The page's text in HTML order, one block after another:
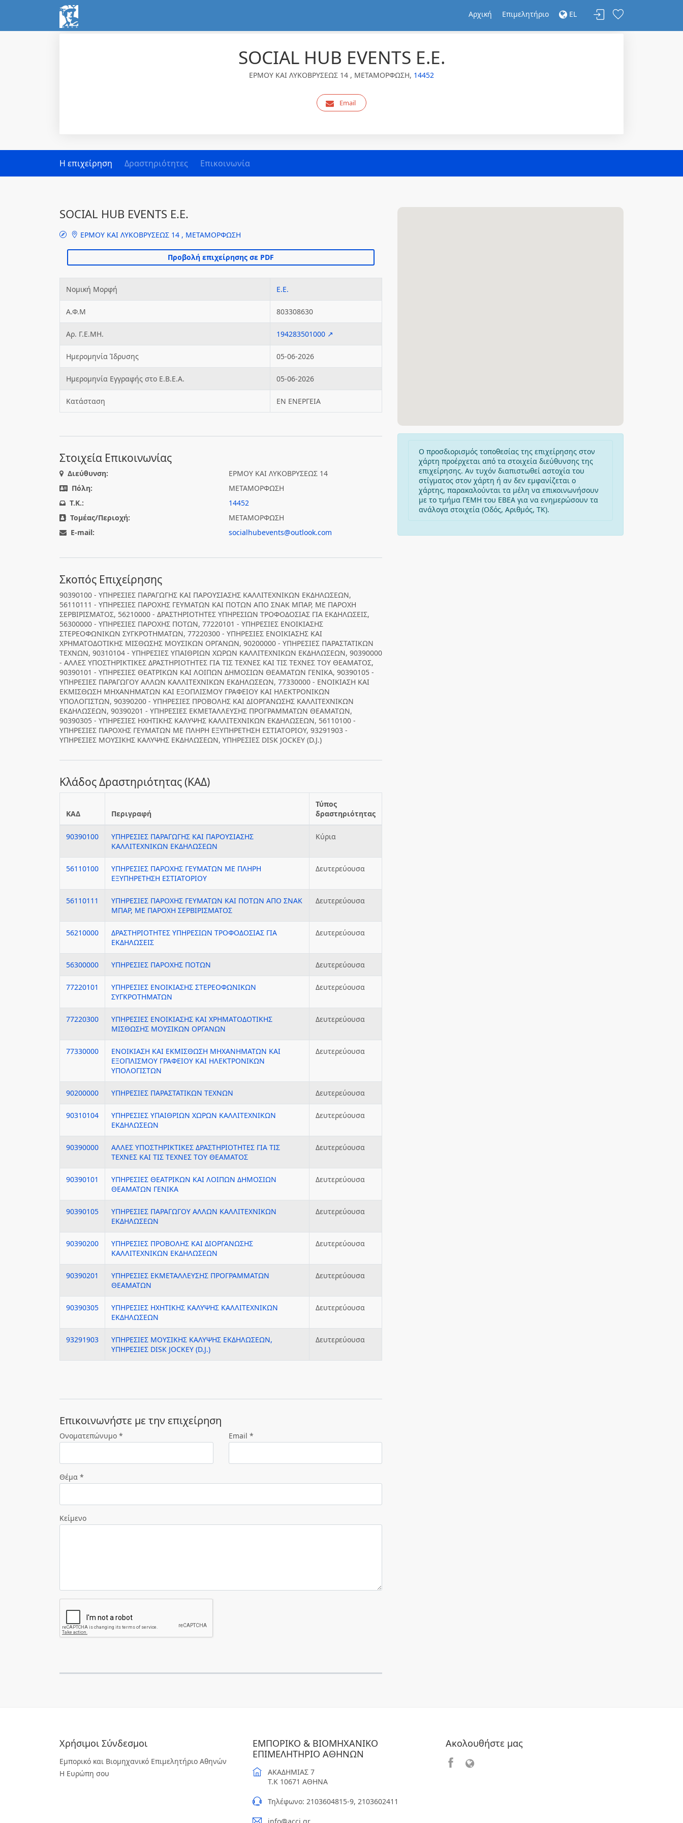
Αρχική Επιμελητήριο EL
SOCIAL HUB EVENTS Ε.Ε.
ΕΡΜΟΥ ΚΑΙ ΛΥΚΟΒΡΥΣΕΩΣ 14 , ΜΕΤΑΜΟΡΦΩΣΗ, 14452
Email
Η επιχείρηση Δραστηριότητες Επικοινωνία
SOCIAL HUB EVENTS Ε.Ε.
ΕΡΜΟΥ ΚΑΙ ΛΥΚΟΒΡΥΣΕΩΣ 14 , ΜΕΤΑΜΟΡΦΩΣΗ
Νομική Μορφή Ε.Ε.
Α.Φ.Μ 803308630
Αρ. Γ.Ε.ΜΗ. 194283501000 ↗
Ημερομηνία Ίδρυσης 05-06-2026
Ημερομηνία Εγγραφής στο Ε.Β.Ε.Α. 05-06-2026
Κατάσταση ΕΝ ΕΝΕΡΓΕΙΑ
Στοιχεία Επικοινωνίας
Διεύθυνση:
ΕΡΜΟΥ ΚΑΙ ΛΥΚΟΒΡΥΣΕΩΣ 14
Πόλη:
ΜΕΤΑΜΟΡΦΩΣΗ
T.K.:
14452
Τομέας/Περιοχή:
ΜΕΤΑΜΟΡΦΩΣΗ
E-mail:
socialhubevents@outlook.com
Σκοπός Επιχείρησης
90390100 - ΥΠΗΡΕΣΙΕΣ ΠΑΡΑΓΩΓΗΣ ΚΑΙ ΠΑΡΟΥΣΙΑΣΗΣ ΚΑΛΛΙΤΕΧΝΙΚΩΝ ΕΚΔΗΛΩΣΕΩΝ,
56110111 - ΥΠΗΡΕΣΙΕΣ ΠΑΡΟΧΗΣ ΓΕΥΜΑΤΩΝ ΚΑΙ ΠΟΤΩΝ ΑΠΟ ΣΝΑΚ ΜΠΑΡ, ΜΕ ΠΑΡΟΧΗ
ΣΕΡΒΙΡΙΣΜΑΤΟΣ, 56210000 - ΔΡΑΣΤΗΡΙΟΤΗΤΕΣ ΥΠΗΡΕΣΙΩΝ ΤΡΟΦΟΔΟΣΙΑΣ ΓΙΑ ΕΚΔΗΛΩΣΕΙΣ,
56300000 - ΥΠΗΡΕΣΙΕΣ ΠΑΡΟΧΗΣ ΠΟΤΩΝ, 77220101 - ΥΠΗΡΕΣΙΕΣ ΕΝΟΙΚΙΑΣΗΣ
ΣΤΕΡΕΟΦΩΝΙΚΩΝ ΣΥΓΚΡΟΤΗΜΑΤΩΝ, 77220300 - ΥΠΗΡΕΣΙΕΣ ΕΝΟΙΚΙΑΣΗΣ ΚΑΙ
ΧΡΗΜΑΤΟΔΟΤΙΚΗΣ ΜΙΣΘΩΣΗΣ ΜΟΥΣΙΚΩΝ ΟΡΓΑΝΩΝ, 90200000 - ΥΠΗΡΕΣΙΕΣ ΠΑΡΑΣΤΑΤΙΚΩΝ
ΤΕΧΝΩΝ, 90310104 - ΥΠΗΡΕΣΙΕΣ ΥΠΑΙΘΡΙΩΝ ΧΩΡΩΝ ΚΑΛΛΙΤΕΧΝΙΚΩΝ ΕΚΔΗΛΩΣΕΩΝ, 90390000
- ΑΛΛΕΣ ΥΠΟΣΤΗΡΙΚΤΙΚΕΣ ΔΡΑΣΤΗΡΙΟΤΗΤΕΣ ΓΙΑ ΤΙΣ ΤΕΧΝΕΣ ΚΑΙ ΤΙΣ ΤΕΧΝΕΣ ΤΟΥ ΘΕΑΜΑΤΟΣ,
90390101 - ΥΠΗΡΕΣΙΕΣ ΘΕΑΤΡΙΚΩΝ ΚΑΙ ΛΟΙΠΩΝ ΔΗΜΟΣΙΩΝ ΘΕΑΜΑΤΩΝ ΓΕΝΙΚΑ, 90390105 -
ΥΠΗΡΕΣΙΕΣ ΠΑΡΑΓΩΓΟΥ ΑΛΛΩΝ ΚΑΛΛΙΤΕΧΝΙΚΩΝ ΕΚΔΗΛΩΣΕΩΝ, 77330000 - ΕΝΟΙΚΙΑΣΗ ΚΑΙ
ΕΚΜΙΣΘΩΣΗ ΜΗΧΑΝΗΜΑΤΩΝ ΚΑΙ ΕΞΟΠΛΙΣΜΟΥ ΓΡΑΦΕΙΟΥ ΚΑΙ ΗΛΕΚΤΡΟΝΙΚΩΝ
ΥΠΟΛΟΓΙΣΤΩΝ, 90390200 - ΥΠΗΡΕΣΙΕΣ ΠΡΟΒΟΛΗΣ ΚΑΙ ΔΙΟΡΓΑΝΩΣΗΣ ΚΑΛΛΙΤΕΧΝΙΚΩΝ
ΕΚΔΗΛΩΣΕΩΝ, 90390201 - ΥΠΗΡΕΣΙΕΣ ΕΚΜΕΤΑΛΛΕΥΣΗΣ ΠΡΟΓΡΑΜΜΑΤΩΝ ΘΕΑΜΑΤΩΝ,
90390305 - ΥΠΗΡΕΣΙΕΣ ΗΧΗΤΙΚΗΣ ΚΑΛΥΨΗΣ ΚΑΛΛΙΤΕΧΝΙΚΩΝ ΕΚΔΗΛΩΣΕΩΝ, 56110100 -
ΥΠΗΡΕΣΙΕΣ ΠΑΡΟΧΗΣ ΓΕΥΜΑΤΩΝ ΜΕ ΠΛΗΡΗ ΕΞΥΠΗΡΕΤΗΣΗ ΕΣΤΙΑΤΟΡΙΟΥ, 93291903 -
ΥΠΗΡΕΣΙΕΣ ΜΟΥΣΙΚΗΣ ΚΑΛΥΨΗΣ ΕΚΔΗΛΩΣΕΩΝ, ΥΠΗΡΕΣΙΕΣ DISK JOCKEY (D.J.)
Κλάδος Δραστηριότητας (ΚΑΔ)
ΚΑΔ Περιγραφή
Τύπος
δραστηριότητας
90390100
ΥΠΗΡΕΣΙΕΣ ΠΑΡΑΓΩΓΗΣ ΚΑΙ ΠΑΡΟΥΣΙΑΣΗΣ
ΚΑΛΛΙΤΕΧΝΙΚΩΝ ΕΚΔΗΛΩΣΕΩΝ
Κύρια
56110100
ΥΠΗΡΕΣΙΕΣ ΠΑΡΟΧΗΣ ΓΕΥΜΑΤΩΝ ΜΕ ΠΛΗΡΗ
ΕΞΥΠΗΡΕΤΗΣΗ ΕΣΤΙΑΤΟΡΙΟΥ
Δευτερεύουσα
56110111
ΥΠΗΡΕΣΙΕΣ ΠΑΡΟΧΗΣ ΓΕΥΜΑΤΩΝ ΚΑΙ ΠΟΤΩΝ ΑΠΟ ΣΝΑΚ
ΜΠΑΡ, ΜΕ ΠΑΡΟΧΗ ΣΕΡΒΙΡΙΣΜΑΤΟΣ
Δευτερεύουσα
56210000
ΔΡΑΣΤΗΡΙΟΤΗΤΕΣ ΥΠΗΡΕΣΙΩΝ ΤΡΟΦΟΔΟΣΙΑΣ ΓΙΑ
ΕΚΔΗΛΩΣΕΙΣ
Δευτερεύουσα
56300000 ΥΠΗΡΕΣΙΕΣ ΠΑΡΟΧΗΣ ΠΟΤΩΝ Δευτερεύουσα
77220101
ΥΠΗΡΕΣΙΕΣ ΕΝΟΙΚΙΑΣΗΣ ΣΤΕΡΕΟΦΩΝΙΚΩΝ
ΣΥΓΚΡΟΤΗΜΑΤΩΝ
Δευτερεύουσα
77220300
ΥΠΗΡΕΣΙΕΣ ΕΝΟΙΚΙΑΣΗΣ ΚΑΙ ΧΡΗΜΑΤΟΔΟΤΙΚΗΣ
ΜΙΣΘΩΣΗΣ ΜΟΥΣΙΚΩΝ ΟΡΓΑΝΩΝ
Δευτερεύουσα
77330000
ΕΝΟΙΚΙΑΣΗ ΚΑΙ ΕΚΜΙΣΘΩΣΗ ΜΗΧΑΝΗΜΑΤΩΝ ΚΑΙ
ΕΞΟΠΛΙΣΜΟΥ ΓΡΑΦΕΙΟΥ ΚΑΙ ΗΛΕΚΤΡΟΝΙΚΩΝ
ΥΠΟΛΟΓΙΣΤΩΝ
Δευτερεύουσα
90200000 ΥΠΗΡΕΣΙΕΣ ΠΑΡΑΣΤΑΤΙΚΩΝ ΤΕΧΝΩΝ Δευτερεύουσα
90310104
ΥΠΗΡΕΣΙΕΣ ΥΠΑΙΘΡΙΩΝ ΧΩΡΩΝ ΚΑΛΛΙΤΕΧΝΙΚΩΝ
ΕΚΔΗΛΩΣΕΩΝ
Δευτερεύουσα
90390000
ΑΛΛΕΣ ΥΠΟΣΤΗΡΙΚΤΙΚΕΣ ΔΡΑΣΤΗΡΙΟΤΗΤΕΣ ΓΙΑ ΤΙΣ
ΤΕΧΝΕΣ ΚΑΙ ΤΙΣ ΤΕΧΝΕΣ ΤΟΥ ΘΕΑΜΑΤΟΣ
Δευτερεύουσα
90390101
ΥΠΗΡΕΣΙΕΣ ΘΕΑΤΡΙΚΩΝ ΚΑΙ ΛΟΙΠΩΝ ΔΗΜΟΣΙΩΝ
ΘΕΑΜΑΤΩΝ ΓΕΝΙΚΑ
Δευτερεύουσα
90390105
ΥΠΗΡΕΣΙΕΣ ΠΑΡΑΓΩΓΟΥ ΑΛΛΩΝ ΚΑΛΛΙΤΕΧΝΙΚΩΝ
ΕΚΔΗΛΩΣΕΩΝ
Δευτερεύουσα
90390200
ΥΠΗΡΕΣΙΕΣ ΠΡΟΒΟΛΗΣ ΚΑΙ ΔΙΟΡΓΑΝΩΣΗΣ
ΚΑΛΛΙΤΕΧΝΙΚΩΝ ΕΚΔΗΛΩΣΕΩΝ
Δευτερεύουσα
90390201
ΥΠΗΡΕΣΙΕΣ ΕΚΜΕΤΑΛΛΕΥΣΗΣ ΠΡΟΓΡΑΜΜΑΤΩΝ
ΘΕΑΜΑΤΩΝ
Δευτερεύουσα
90390305
ΥΠΗΡΕΣΙΕΣ ΗΧΗΤΙΚΗΣ ΚΑΛΥΨΗΣ ΚΑΛΛΙΤΕΧΝΙΚΩΝ
ΕΚΔΗΛΩΣΕΩΝ
Δευτερεύουσα
93291903
ΥΠΗΡΕΣΙΕΣ ΜΟΥΣΙΚΗΣ ΚΑΛΥΨΗΣ ΕΚΔΗΛΩΣΕΩΝ,
ΥΠΗΡΕΣΙΕΣ DISK JOCKEY (D.J.)
Δευτερεύουσα
Eπικοινωνήστε με την επιχείρηση
Ονοματεπώνυμο * Email *
Θέμα *
Κείμενο
Ο προσδιορισμός τοποθεσίας της επιχείρησης στον
χάρτη προέρχεται από τα στοιχεία διεύθυνσης της
επιχείρησης. Αν τυχόν διαπιστωθεί αστοχία του
στίγματος στον χάρτη ή αν δεν εμφανίζεται ο
χάρτης, παρακαλούνται τα μέλη να επικοινωνήσουν
με το τμήμα ΓΕΜΗ του ΕΒΕΑ για να ενημερώσουν τα
ανάλογα στοιχεία (Οδός, Αριθμός, ΤΚ).
Χρήσιμοι Σύνδεσμοι
Εμπορικό και Βιομηχανικό Επιμελητήριο Αθηνών
Η Ευρώπη σου
ΕΜΠΟΡΙΚΟ & ΒΙΟΜΗΧΑΝΙΚΟ
ΕΠΙΜΕΛΗΤΗΡΙΟ ΑΘΗΝΩΝ
ΑΚΑΔΗΜΙΑΣ 7
T.K 10671 ΑΘΗΝΑ
Τηλέφωνο: 2103604815-9, 2103602411
info@acci.gr
Ακολουθήστε μας